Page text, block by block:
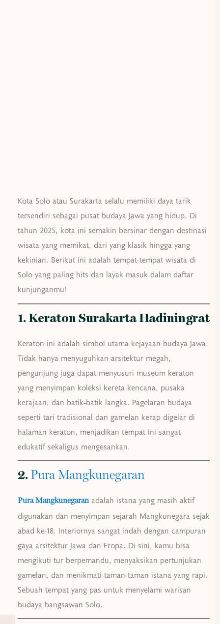
Kota Solo atau Surakarta selalu memiliki daya tarik
tersendiri sebagai pusat budaya Jawa yang hidup. Di
tahun 2025, kota ini semakin bersinar dengan destinasi
wisata yang memikat, dari yang klasik hingga yang
kekinian. Berikut ini adalah tempat-tempat wisata di
Solo yang paling hits dan layak masuk dalam daftar
kunjunganmu!
1. Keraton Surakarta Hadiningrat
Keraton ini adalah simbol utama kejayaan budaya Jawa.
Tidak hanya menyuguhkan arsitektur megah,
pengunjung juga dapat menyusuri museum keraton
yang menyimpan koleksi kereta kencana, pusaka
kerajaan, dan batik-batik langka. Pagelaran budaya
seperti tari tradisional dan gamelan kerap digelar di
halaman keraton, menjadikan tempat ini sangat
edukatif sekaligus mengesankan.
2. Pura Mangkunegaran
Pura Mangkunegaranadalah istana yang masih aktif
digunakan dan menyimpan sejarah Mangkunegara sejak
abad ke-18. Interiornya sangat indah dengan campuran
gaya arsitektur Jawa dan Eropa. Di sini, kamu bisa
mengikuti tur berpemandu, menyaksikan pertunjukan
gamelan, dan menikmati taman-taman istana yang rapi.
Sebuah tempat yang pas untuk menyelami warisan
budaya bangsawan Solo.